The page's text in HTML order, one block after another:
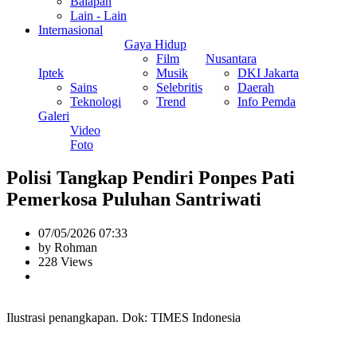
Lain - Lain
Internasional
Iptek
Sains
Teknologi
Gaya Hidup
Film
Musik
Selebritis
Trend
Nusantara
DKI Jakarta
Daerah
Info Pemda
Galeri
Video
Foto
Polisi Tangkap Pendiri Ponpes Pati
Pemerkosa Puluhan Santriwati
07/05/2026 07:33
by Rohman
228 Views
Ilustrasi penangkapan. Dok: TIMES Indonesia